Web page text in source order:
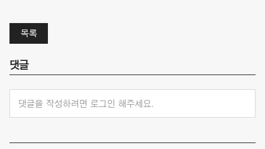
목록
댓글
댓글을 작성하려면 로그인 해주세요.